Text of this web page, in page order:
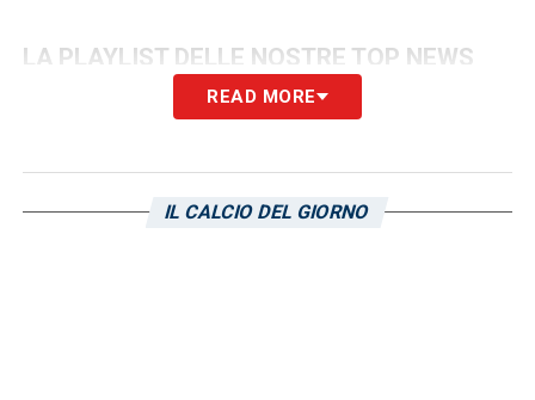
LA PLAYLIST DELLE NOSTRE TOP NEWS
READ MORE
IL CALCIO DEL GIORNO